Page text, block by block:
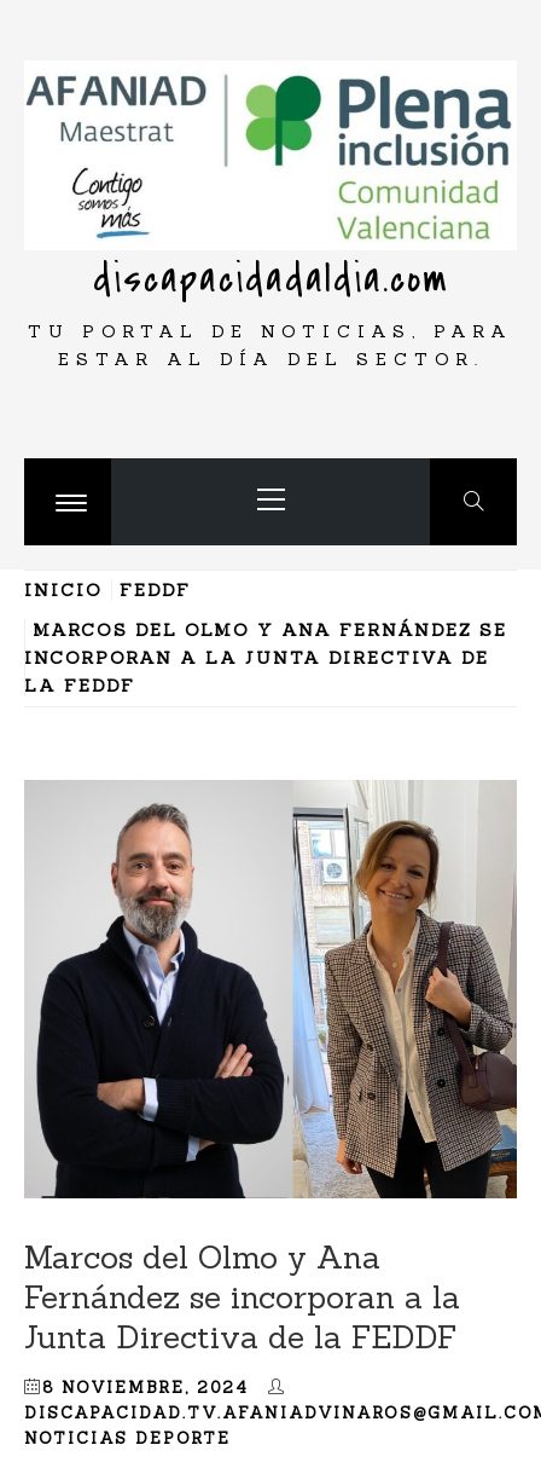
contenido
discapacidadaldia.com
TU PORTAL DE NOTICIAS, PARA
ESTAR AL DÍA DEL SECTOR.
Cambiar
principal
INICIO
FEDDF
MARCOS DEL OLMO Y ANA FERNÁNDEZ SE
INCORPORAN A LA JUNTA DIRECTIVA DE
LA FEDDF
Marcos del Olmo y Ana
Fernández se incorporan a la
Junta Directiva de la FEDDF
8 NOVIEMBRE, 2024
NOTICIAS DEPORTE